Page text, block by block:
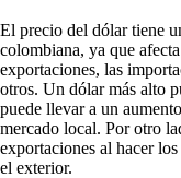
El precio del dólar tiene
colombiana, ya que
exportaciones, las
otros. Un dólar más alto
puede llevar a un
mercado local. Por otro
exportaciones al hacer
el exterior.